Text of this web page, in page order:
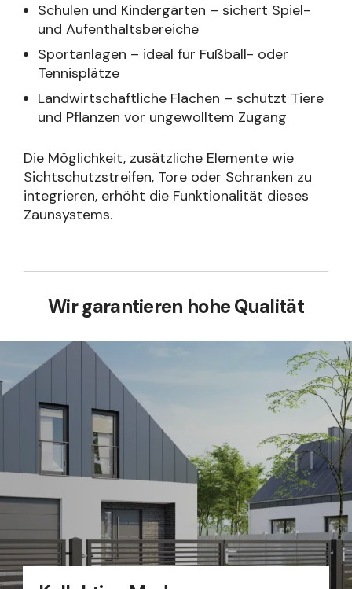
Schulen und Kindergärten – sichert Spiel-
und Aufenthaltsbereiche
Sportanlagen – ideal für Fußball- oder
Tennisplätze
Landwirtschaftliche Flächen – schützt Tiere
und Pflanzen vor ungewolltem Zugang
Die Möglichkeit, zusätzliche Elemente wie
Sichtschutzstreifen, Tore oder Schranken zu
integrieren, erhöht die Funktionalität dieses
Zaunsystems.
Wir garantieren hohe Qualität